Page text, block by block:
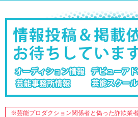
※芸能プロダクション関係者と偽った詐欺業